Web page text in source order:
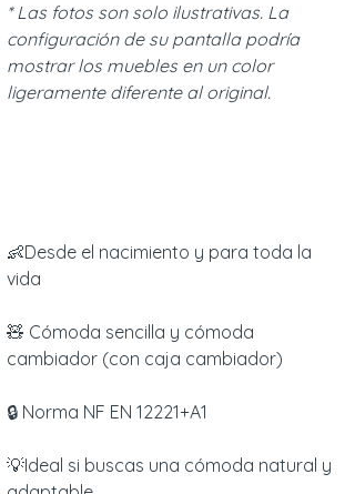
* Las fotos son solo ilustrativas. La
configuración de su pantalla podría
mostrar los muebles en un color
ligeramente diferente al original.
👶Desde el nacimiento y para toda la
vida
🧸 Cómoda sencilla y cómoda
cambiador (con caja cambiador)
🔒 Norma NF EN 12221+A1
💡Ideal si buscas una cómoda natural y